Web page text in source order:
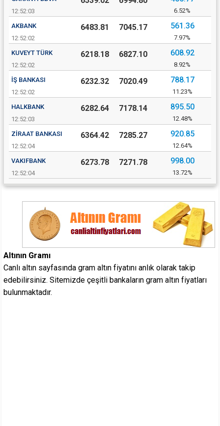
12:52:03
6.52%
AKBANK
12:52:02
6483.81 7045.17 561.36
7.97%
KUVEYT TÜRK
12:52:02
6218.18 6827.10 608.92
8.92%
İŞ BANKASI
12:52:02
6232.32 7020.49 788.17
11.23%
HALKBANK
12:52:03
6282.64 7178.14 895.50
12.48%
ZIRAAT BANKASI
12:52:04
6364.42 7285.27 920.85
12.64%
VAKIFBANK
12:52:04
6273.78 7271.78 998.00
13.72%
Altının Gramı
Canlı altın sayfasında gram altın fiyatını anlık olarak takip
edebilirsiniz. Sitemizde çeşitli bankaların gram altın fiyatları
bulunmaktadır.